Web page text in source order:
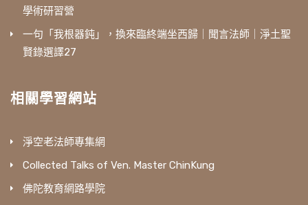
學術研習營
一句「我根器鈍」，換來臨終端坐西歸｜聞言法師｜淨土聖
賢錄選譯27
相關學習網站
淨空老法師專集網
Collected Talks of Ven. Master ChinKung
佛陀教育網路學院